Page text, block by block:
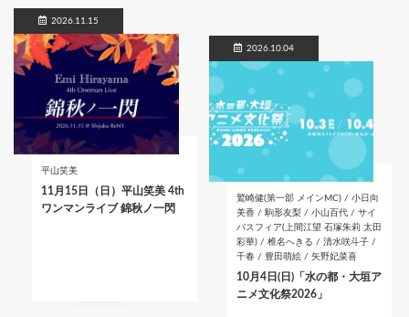
2026.11.15
平山笑美
11月15日（日）平山笑美 4th
ワンマンライブ 錦秋ノ一閃
2026.10.04
鷲崎健(第一部 メインMC) / 小日向
美香 / 駒形友梨 / 小山百代 / サイ
バスフィア(上間江望 石塚朱莉 太田
彩華) / 椎名へきる / 清水咲斗子 /
千春 / 豊田萌絵 / 矢野妃菜喜
10月4日(日)「水の都・大垣ア
ニメ文化祭2026」